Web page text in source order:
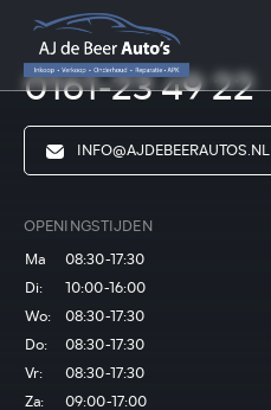
0161-23 49 22
INFO@AJDEBEERAUTOS.NL
OPENINGSTIJDEN
Ma
08:30-17:30
Di:
10:00-16:00
Wo:
08:30-17:30
Do:
08:30-17:30
Vr:
08:30-17:30
Za:
09:00-17:00